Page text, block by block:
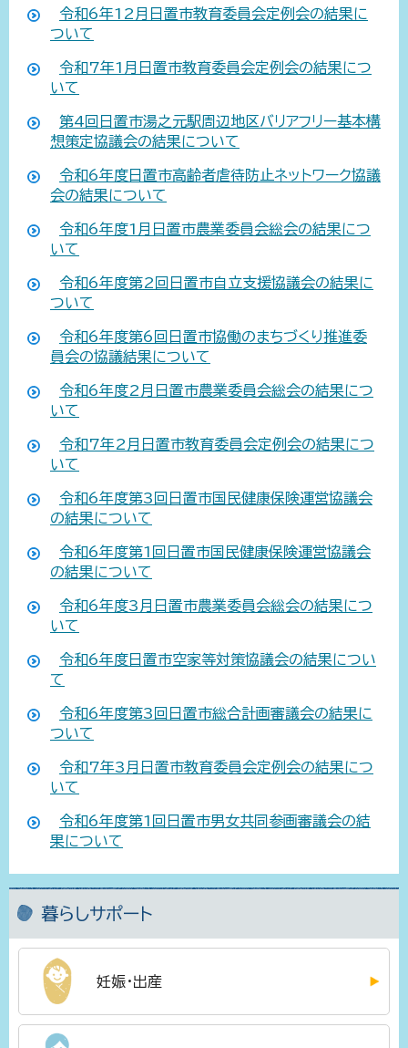
令和6年12月日置市教育委員会定例会の結果に
ついて
令和7年1月日置市教育委員会定例会の結果につ
いて
第4回日置市湯之元駅周辺地区バリアフリー基本構
想策定協議会の結果について
令和6年度日置市高齢者虐待防止ネットワーク協議
会の結果について
令和6年度1月日置市農業委員会総会の結果につ
いて
令和6年度第2回日置市自立支援協議会の結果に
ついて
令和6年度第6回日置市協働のまちづくり推進委
員会の協議結果について
令和6年度2月日置市農業委員会総会の結果につ
いて
令和7年2月日置市教育委員会定例会の結果につ
いて
令和6年度第3回日置市国民健康保険運営協議会
の結果について
令和6年度第1回日置市国民健康保険運営協議会
の結果について
令和6年度3月日置市農業委員会総会の結果につ
いて
令和6年度日置市空家等対策協議会の結果につい
て
令和6年度第3回日置市総合計画審議会の結果に
ついて
令和7年3月日置市教育委員会定例会の結果につ
いて
令和6年度第1回日置市男女共同参画審議会の結
果について
暮らしサポート
妊娠・出産